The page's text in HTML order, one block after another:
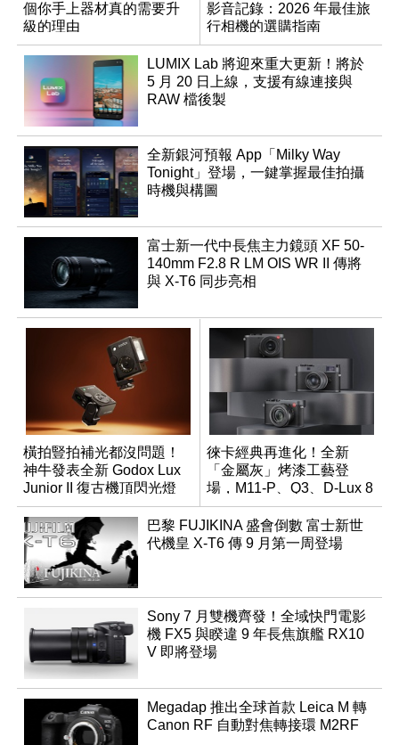
個你手上器材真的需要升
級的理由
影音記錄：2026 年最佳旅
行相機的選購指南
LUMIX Lab 將迎來重大更新！將於
5 月 20 日上線，支援有線連接與
RAW 檔後製
全新銀河預報 App「Milky Way
Tonight」登場，一鍵掌握最佳拍攝
時機與構圖
富士新一代中長焦主力鏡頭 XF 50-
140mm F2.8 R LM OIS WR II 傳將
與 X-T6 同步亮相
橫拍豎拍補光都沒問題！
神牛發表全新 Godox Lux
Junior II 復古機頂閃光燈
徠卡經典再進化！全新
「金屬灰」烤漆工藝登
場，M11-P、Q3、D-Lux 8
領銜換裝
巴黎 FUJIKINA 盛會倒數 富士新世
代機皇 X-T6 傳 9 月第一周登場
Sony 7 月雙機齊發！全域快門電影
機 FX5 與睽違 9 年長焦旗艦 RX10
V 即將登場
Megadap 推出全球首款 Leica M 轉
Canon RF 自動對焦轉接環 M2RF